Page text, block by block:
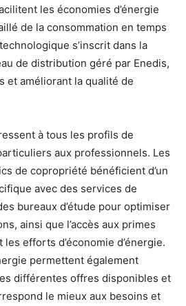
les économies d’énergie
de la consommation en temps
s’inscrit dans la
de distribution géré par Enedis,
et améliorant la qualité de
à tous les profils de
aux professionnels. Les
de copropriété bénéficient d’un
avec des services de
bureaux d’étude pour optimiser
ainsi que l’accès aux primes
efforts d’économie d’énergie.
permettent également
différentes offres disponibles et
le mieux aux besoins et